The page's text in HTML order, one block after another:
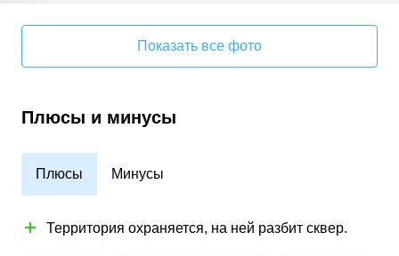
Показать все фото
Плюсы и минусы
Плюсы Минусы
Территория охраняется, на ней разбит сквер.